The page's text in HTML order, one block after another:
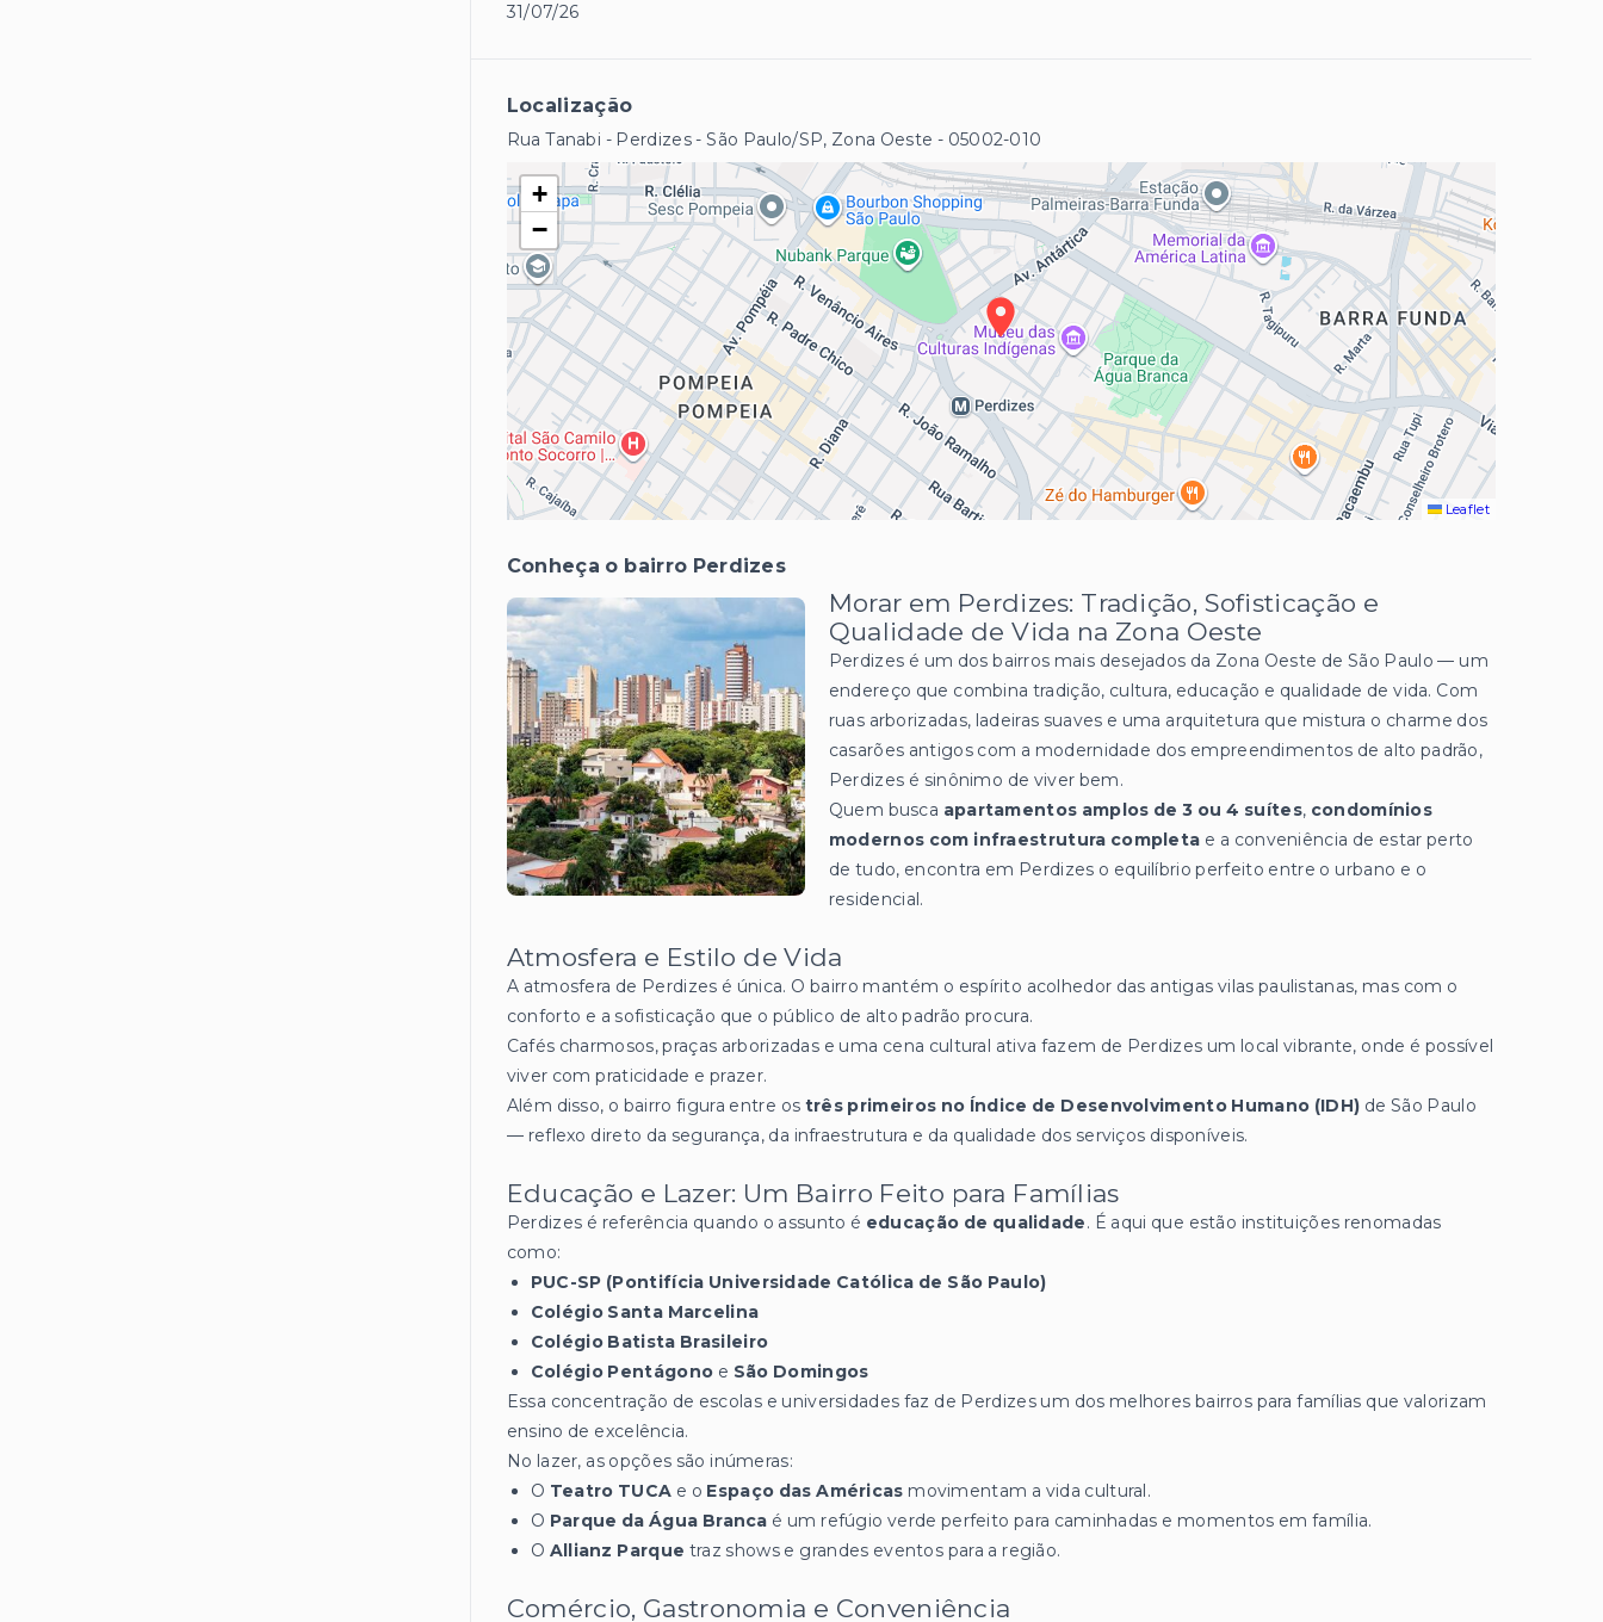
31/07/26
Localização
Rua Tanabi - Perdizes - São Paulo/SP, Zona Oeste - 05002-010
+
−
Leaflet
Conheça o bairro Perdizes
Morar em Perdizes: Tradição, Sofisticação e
Qualidade de Vida na Zona Oeste
Perdizes é um dos bairros mais desejados da Zona Oeste de São Paulo — um
endereço que combina tradição, cultura, educação e qualidade de vida. Com
ruas arborizadas, ladeiras suaves e uma arquitetura que mistura o charme dos
casarões antigos com a modernidade dos empreendimentos de alto padrão,
Perdizes é sinônimo de viver bem.
Quem busca apartamentos amplos de 3 ou 4 suítes, condomínios
modernos com infraestrutura completa e a conveniência de estar perto
de tudo, encontra em Perdizes o equilíbrio perfeito entre o urbano e o
residencial.
Atmosfera e Estilo de Vida
A atmosfera de Perdizes é única. O bairro mantém o espírito acolhedor das antigas vilas paulistanas, mas com o
conforto e a sofisticação que o público de alto padrão procura.
Cafés charmosos, praças arborizadas e uma cena cultural ativa fazem de Perdizes um local vibrante, onde é possível
viver com praticidade e prazer.
Além disso, o bairro figura entre os três primeiros no Índice de Desenvolvimento Humano (IDH) de São Paulo
— reflexo direto da segurança, da infraestrutura e da qualidade dos serviços disponíveis.
Educação e Lazer: Um Bairro Feito para Famílias
Perdizes é referência quando o assunto é educação de qualidade. É aqui que estão instituições renomadas
como:
PUC-SP (Pontifícia Universidade Católica de São Paulo)
Colégio Santa Marcelina
Colégio Batista Brasileiro
Colégio Pentágono e São Domingos
Essa concentração de escolas e universidades faz de Perdizes um dos melhores bairros para famílias que valorizam
ensino de excelência.
No lazer, as opções são inúmeras:
O Teatro TUCA e o Espaço das Américas movimentam a vida cultural.
O Parque da Água Branca é um refúgio verde perfeito para caminhadas e momentos em família.
O Allianz Parque traz shows e grandes eventos para a região.
Comércio, Gastronomia e Conveniência